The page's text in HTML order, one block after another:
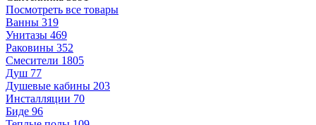
Посмотреть все товары
Ванны 319
Унитазы 469
Раковины 352
Смесители 1805
Душ 77
Душевые кабины 203
Инсталляции 70
Биде 96